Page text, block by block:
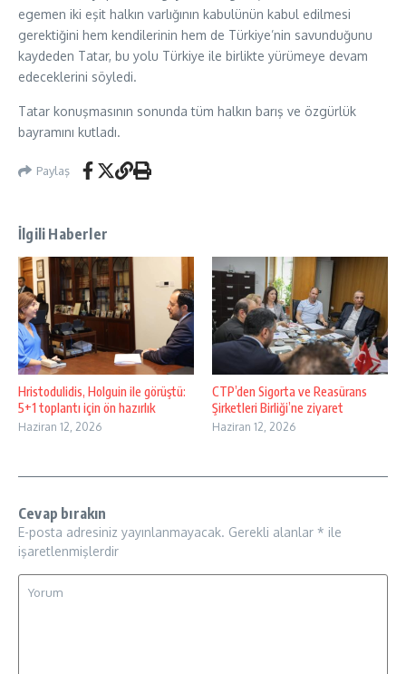
egemen iki eşit halkın varlığının kabulünün kabul edilmesi
gerektiğini hem kendilerinin hem de Türkiye’nin savunduğunu
kaydeden Tatar, bu yolu Türkiye ile birlikte yürümeye devam
edeceklerini söyledi.
Tatar konuşmasının sonunda tüm halkın barış ve özgürlük
bayramını kutladı.
Paylaş
İlgili Haberler
Hristodulidis, Holguin ile görüştü:
5+1 toplantı için ön hazırlık
Haziran 12, 2026
CTP’den Sigorta ve Reasürans
Şirketleri Birliği’ne ziyaret
Haziran 12, 2026
Cevap bırakın
E-posta adresiniz yayınlanmayacak. Gerekli alanlar * ile
işaretlenmişlerdir